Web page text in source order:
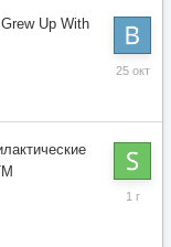
Up With
25
20